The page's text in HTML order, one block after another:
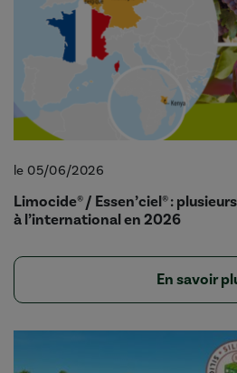
le 05/06/2026
Limocide® / Essen’ciel® :
à l’international en 2026
En savoir